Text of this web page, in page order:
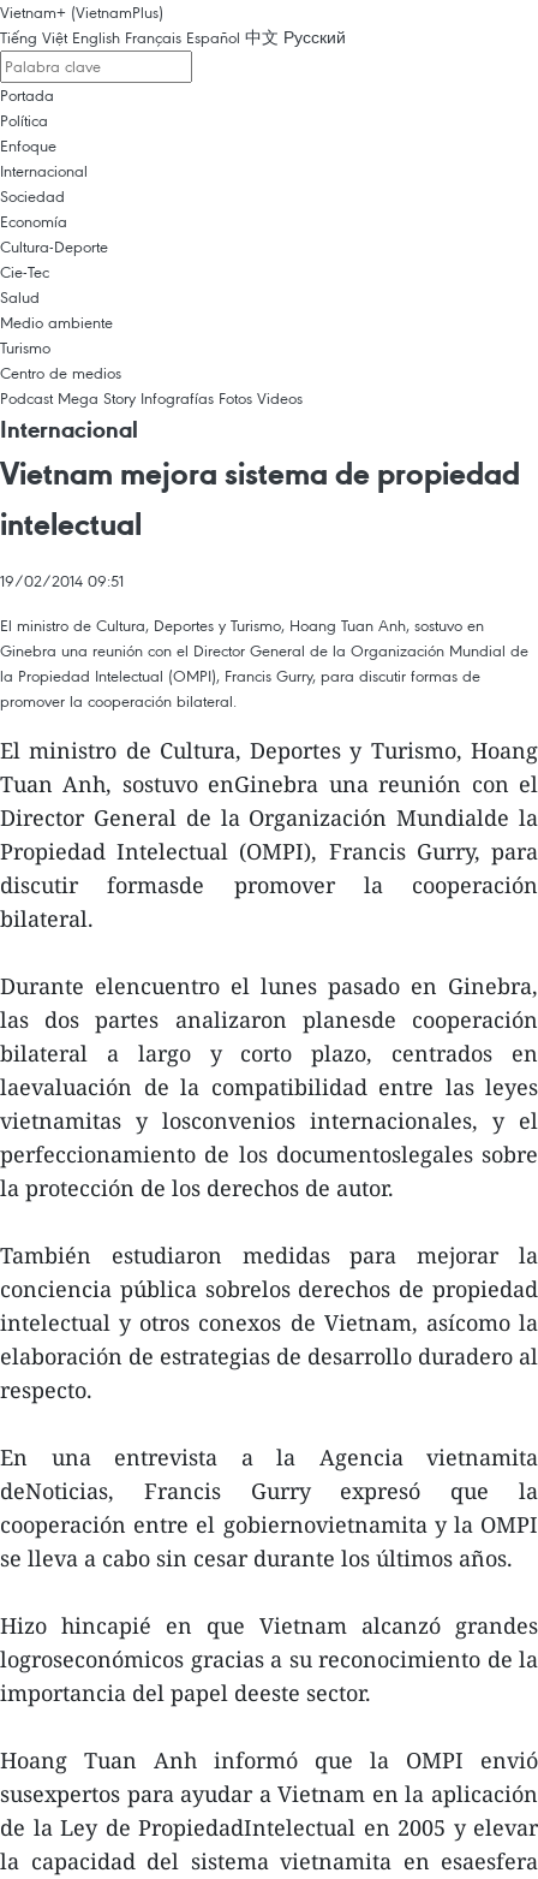
Vietnam+ (VietnamPlus)
Tiếng Việt English Français Español 中文 Русский
Portada
Política
Enfoque
Internacional
Sociedad
Economía
Cultura-Deporte
Cie-Tec
Salud
Medio ambiente
Turismo
Centro de medios
Podcast Mega Story Infografías Fotos Videos
Internacional
Vietnam mejora sistema de propiedad
intelectual
19/02/2014 09:51
El ministro de Cultura, Deportes y Turismo, Hoang Tuan Anh, sostuvo en
Ginebra una reunión con el Director General de la Organización Mundial de
la Propiedad Intelectual (OMPI), Francis Gurry, para discutir formas de
promover la cooperación bilateral.
El ministro de Cultura, Deportes y Turismo, Hoang
Tuan Anh, sostuvo enGinebra una reunión con el
Director General de la Organización Mundialde la
Propiedad Intelectual (OMPI), Francis Gurry, para
discutir formasde promover la cooperación
bilateral.
Durante elencuentro el lunes pasado en Ginebra,
las dos partes analizaron planesde cooperación
bilateral a largo y corto plazo, centrados en
laevaluación de la compatibilidad entre las leyes
vietnamitas y losconvenios internacionales, y el
perfeccionamiento de los documentoslegales sobre
la protección de los derechos de autor.
También estudiaron medidas para mejorar la
conciencia pública sobrelos derechos de propiedad
intelectual y otros conexos de Vietnam, asícomo la
elaboración de estrategias de desarrollo duradero al
respecto.
En una entrevista a la Agencia vietnamita
deNoticias, Francis Gurry expresó que la
cooperación entre el gobiernovietnamita y la OMPI
se lleva a cabo sin cesar durante los últimos años.
Hizo hincapié en que Vietnam alcanzó grandes
logroseconómicos gracias a su reconocimiento de la
importancia del papel deeste sector.
Hoang Tuan Anh informó que la OMPI envió
susexpertos para ayudar a Vietnam en la aplicación
de la Ley de PropiedadIntelectual en 2005 y elevar
la capacidad del sistema vietnamita en esaesfera